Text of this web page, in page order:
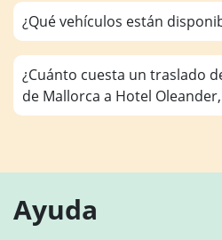
¿Qué vehículos están
¿Cuánto cuesta un traslado
de Mallorca a Hotel
Ayuda